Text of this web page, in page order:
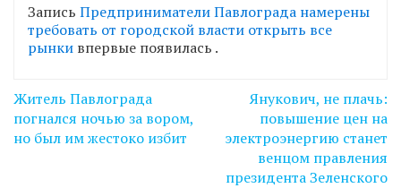
Запись Предприниматели Павлограда намерены
требовать от городской власти открыть все
рынки впервые появилась .
Навігація
записів
Житель Павлограда
погнался ночью за вором,
но был им жестоко избит
Янукович, не плачь:
повышение цен на
электроэнергию станет
венцом правления
президента Зеленского